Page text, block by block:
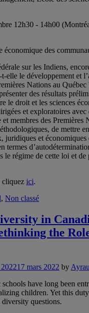
12h30 - 14h00
économique des
sur les Indiens,
elle le développement et
Nations au Québec
des résultats
le droit et les sciences
et exploratoires avec
membres des Premières
de mettre
juridiques et
termes
le régime de cette loi et de
cliquez ici.
, Non classé
in
the
17 mars 2022 by
have long been
children. Yet this
questions.